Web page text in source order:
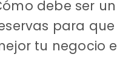
debe ser
para
tu negocio